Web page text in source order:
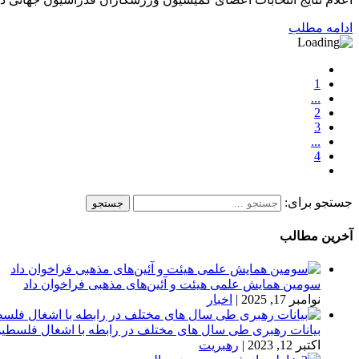
ادامه مطلب
1
...
2
3
...
4
جستجو برای:
آخرین مطالب
سومین همایش علمی هیئت و آئین‌های مذهبی فراخوان داد
نوامبر 17, 2025
| اخبار
بیانات رهبری طی سال های مختلف در رابطه با اشغال
اکتبر 12, 2023
| رهبریت